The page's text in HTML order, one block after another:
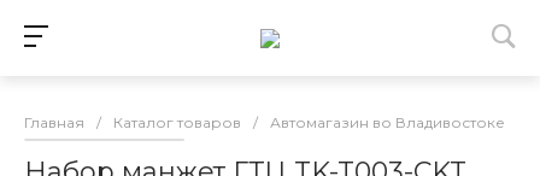
Главная / Каталог товаров / Автомагазин во Владивостоке